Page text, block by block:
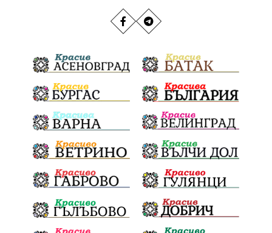
Наводнения задържана
Политическа криза Струмяни Гордост
трафик НАП Сияна Акция Пешеходец
убийство археология замърсяване
Издирване заплахи Хераклея Синтика
обществена поръчка Украйна Измама Е79
престъпление Георги Динев Великден 2025